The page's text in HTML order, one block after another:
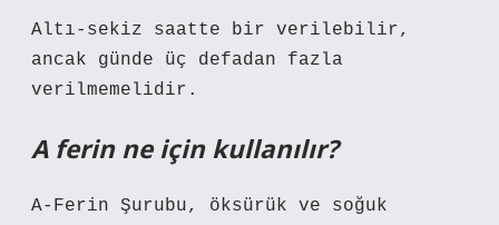
Altı-sekiz saatte bir verilebilir,
ancak günde üç defadan fazla
verilmemelidir.
A ferin ne için kullanılır?
A-Ferin Şurubu, öksürük ve soğuk